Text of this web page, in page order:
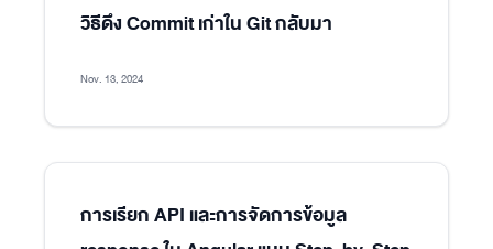
วิธีดึง Commit เก่าใน Git กลับมา
Nov. 13, 2024
การเรียก API และการจัดการข้อมูล